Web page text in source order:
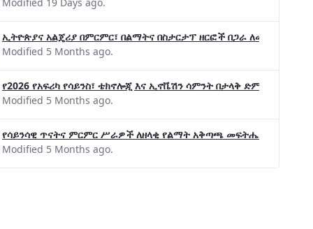
ኢትዮጵያና አልጄሪያ በምርምር፣ በልማትና በስታርታፕ ዘርፎች በጋራ ለመስራት መከሩ፡፡
Modified 5 Months ago.
የ2026 የአፍሪካ የሳይንስ፣ ቴክኖሎጂ እና ኢኖቬሽን ሳምንት በታላቅ ድምቀት
Modified 5 Months ago.
የሳይንሳዊ ጥናትና ምርምር ሥራዎች ለዘላቂ የልማት አቅጣጫ መፍትሔ ጠቋሚ
Modified 5 Months ago.